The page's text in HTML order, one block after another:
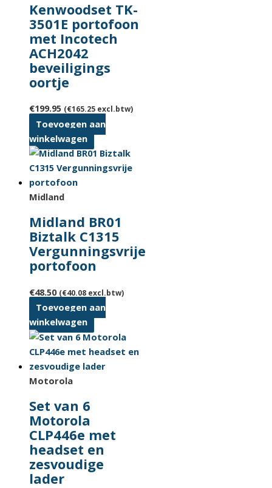
Kenwoodset TK-
3501E portofoon
met Incotech
ACH2042
beveiligings
oortje
€199.95 (€165.25 excl.btw)
Toevoegen aan
winkelwagen
Midland
Midland BR01
Biztalk C1315
Vergunningsvrije
portofoon
€48.50 (€40.08 excl.btw)
Toevoegen aan
winkelwagen
Motorola
Set van 6
Motorola
CLP446e met
headset en
zesvoudige
lader